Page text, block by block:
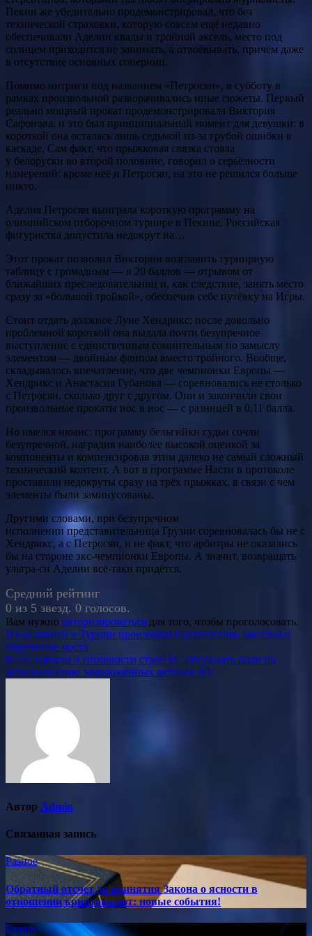
Пекин же убедительно продемонстрировал, что без
технической страховки, которую совсем ещё недавно
обеспечивали Аделии квады и тройной аксель, место под
солнцем приходится не занимать, а отвоёвывать, причём даже
в отсутствие основных соперниц.
Помимо интриги под названием «Петросян», в субботу в
рамках произвольной разворачивались иные сюжеты. Первый
реально мощный прокат продемонстрировала Виктория
Сафонова, и это был принципиальный момент для девушки: в
короткой она осталась лишь седьмой из-за грубой ошибки в
каскаде. Сам факт, что прыжковая связка стояла
у белоруски во второй половине, говорил о серьёзности
намерений: кроме неё и Петросян, на это не решился больше
никто.
Аделия Петросян выиграла короткую программу на
олимпийском отборочном турнире в Пекине. Российская
фигуристка допустила недокрут на…
Этот прокат позволил Виктории возглавить турнирную
таблицу с громадным — в 20 баллов — отрывом от
ближайших преследовательниц и, как следствие, занять место
сразу за «большой тройкой», обеспечив себе путёвку на Игры.
Стоит отдать должное Луне Хендрикс: после довольно
проблемной короткой она выдала почти безупречное
выступление с единственным сомнительным по замыслу
элементом — двойным флипом вместо тройного. Вообще,
складывалось впечатление, что две чемпионки Европы —
Хендрикс и Анастасия Губанова — соревновались не столько
с Петросян, сколько друг с другом. Они и закончили свои
произвольные прокаты нос в нос — с разницей в 0,11 балла.
Но имелся нюанс: программу бельгийки судьи сочли
безупречной, наградив наиболее высокой оценкой за
компоненты и компенсировав этим далеко не самый сложный
технический контент. А вот в программе Насти в протоколе
проставили недокруты сразу на трёх прыжках, в связи с чем
элементы были заминусованы.
Другими словами, при безупречном
исполнении представительница Грузии соревновалась бы не с
Хендрикс, а с Петросян, и не факт, что арбитры не оказались
бы на стороне экс-чемпионки Европы. А значит, возвращать
ультра-си Аделии всё-таки придётся.
Средний рейтинг
0 из 5 звезд. 0 голосов.
Вам нужно авторизироваться для того, чтобы проголосовать.
Навигация
по
записям
Из-за ливней в Турции произошли подтопления, оползни и
обрушение моста
В ЕК заявили о готовности стран ЕС обсуждать план по
использованию замороженных активов РФ
Автор Admin
Связанная запись
Разное
Обратный отсчет до принятия Закона о ясности в
отношении криптовалют: новые события!
Разное